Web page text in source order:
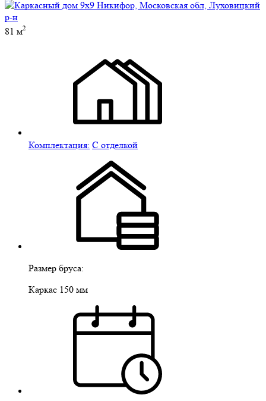
81 м2
Комплектация: С отделкой
Размер бруса:
Каркас 150 мм